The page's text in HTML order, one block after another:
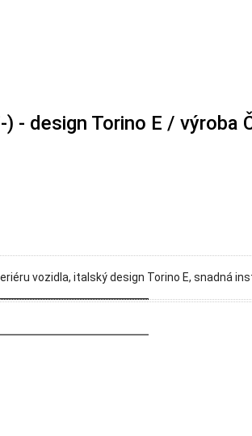
- design Torino E / výroba
vozidla, italský design Torino E, snadná